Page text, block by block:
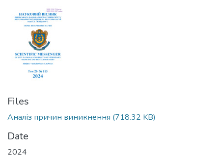
Files
Аналіз причин виникнення (718.32 KB)
Date
2024